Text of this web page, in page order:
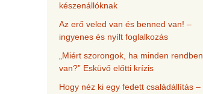
készenállóknak
Az erő veled van és benned van! –
ingyenes és nyílt foglalkozás
„Miért szorongok, ha minden rendben
van?” Esküvő előtti krízis
Hogy néz ki egy fedett családállítás –